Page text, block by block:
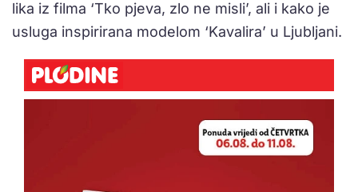
lika iz filma ‘Tko pjeva, zlo ne misli’, ali i kako je
usluga inspirirana modelom ‘Kavalira’ u Ljubljani.